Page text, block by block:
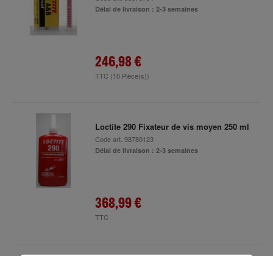
Délai de livraison : 2-3 semaines
246,98 €
TTC (10 Pièce(s))
Loctite 290 Fixateur de vis moyen 250 ml
Code art. 98780123
Délai de livraison : 2-3 semaines
368,99 €
TTC